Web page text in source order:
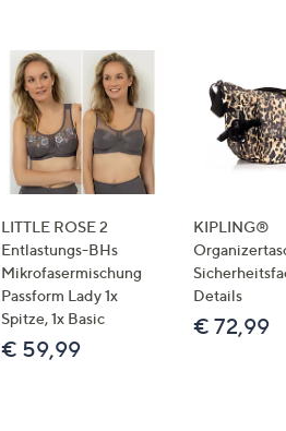
LITTLE ROSE 2
Entlastungs-BHs
Mikrofasermischung
Passform Lady 1x
Spitze, 1x Basic
€ 59,99
KIPLING®
Details
€ 72,99